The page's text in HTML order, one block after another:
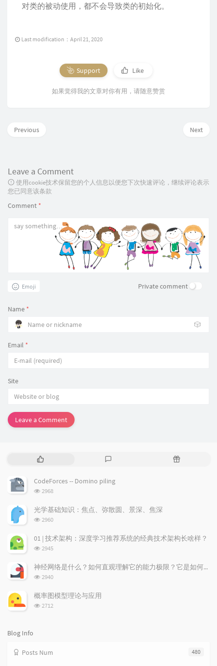
对类的被动使用，都不会导致类的初始化。
Last modification：April 21, 2020
Support Like
如果觉得我的文章对你有用，请随意赞赏
Next
Previous
Leave a Comment
使用cookie技术保留您的个人信息以便您下次快速评论，继续评论表示
您已同意该条款
Comment *
Emoji Private comment
Name *
🎲
Email *
Site
Leave a Comment
P
p
u
a
r
r
t
c
l
s
e
t
m
n
R
t
l
CodeForces -- Domino piling
浏
次
数:
2968
光学基础知识：焦点、弥散圆、景深、焦深
浏
次
数:
2960
01 | 技术架构：深度学习推荐系统的经典技术架构长啥样？
浏
次
数:
2945
神经网络是什么？如何直观理解它的能力极限？它是如何无限逼近真理？
浏
次
数:
2940
概率图模型理论与应用
浏
2712
Blog Info
480
Posts Num